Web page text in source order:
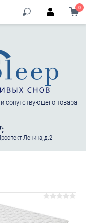
0
сопутствующего товара
Ленина, д.2